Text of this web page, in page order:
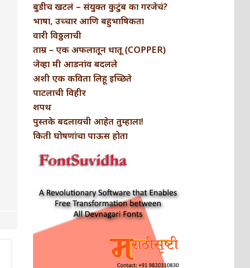
बुडीच खटलं – संयुक्त कुटुंब का गरजेचं?
भाषा, उच्चार आणि बहुभाषिकता
वारी विठ्ठलाची
ताम्र – एक अफलातून धातू (COPPER)
जेव्हा मी आडनांव बदलले
अशी एक कविता लिहू इच्छिते
पाटलाची विहीर
शपथ
पुस्तके बदलायची आहेत तुम्हाला!
किती घोषणांचा पाऊस होता